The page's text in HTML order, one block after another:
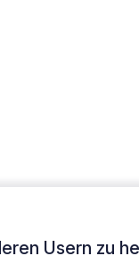
Usern zu